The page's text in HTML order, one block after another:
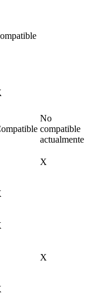
No
compatible
actualmente
X
X